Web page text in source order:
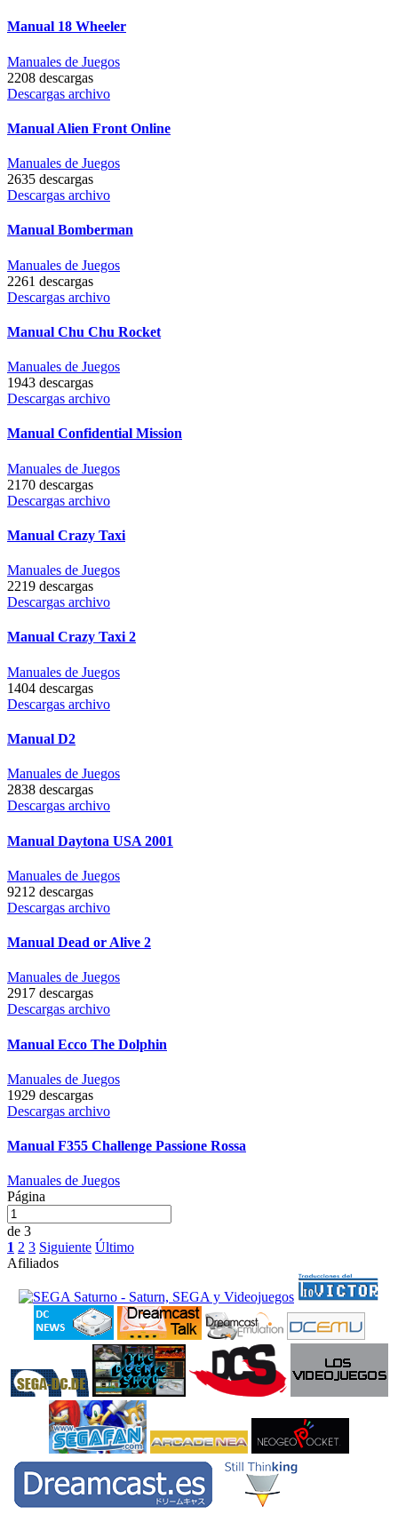
Manual 18 Wheeler
Manuales de Juegos
2208 descargas
Descargas archivo
Manual Alien Front Online
Manuales de Juegos
2635 descargas
Descargas archivo
Manual Bomberman
Manuales de Juegos
2261 descargas
Descargas archivo
Manual Chu Chu Rocket
Manuales de Juegos
1943 descargas
Descargas archivo
Manual Confidential Mission
Manuales de Juegos
2170 descargas
Descargas archivo
Manual Crazy Taxi
Manuales de Juegos
2219 descargas
Descargas archivo
Manual Crazy Taxi 2
Manuales de Juegos
1404 descargas
Descargas archivo
Manual D2
Manuales de Juegos
2838 descargas
Descargas archivo
Manual Daytona USA 2001
Manuales de Juegos
9212 descargas
Descargas archivo
Manual Dead or Alive 2
Manuales de Juegos
2917 descargas
Descargas archivo
Manual Ecco The Dolphin
Manuales de Juegos
1929 descargas
Descargas archivo
Manual F355 Challenge Passione Rossa
Manuales de Juegos
Página
de 3
1 2 3 Siguiente Último
Afiliados